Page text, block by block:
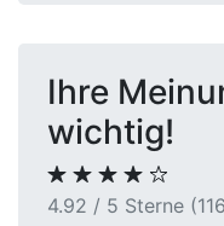
Ihre
wichtig!
4.92 / 5 Sterne